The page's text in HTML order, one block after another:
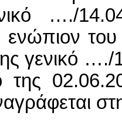
…./
ενώπιον
γενικό
της